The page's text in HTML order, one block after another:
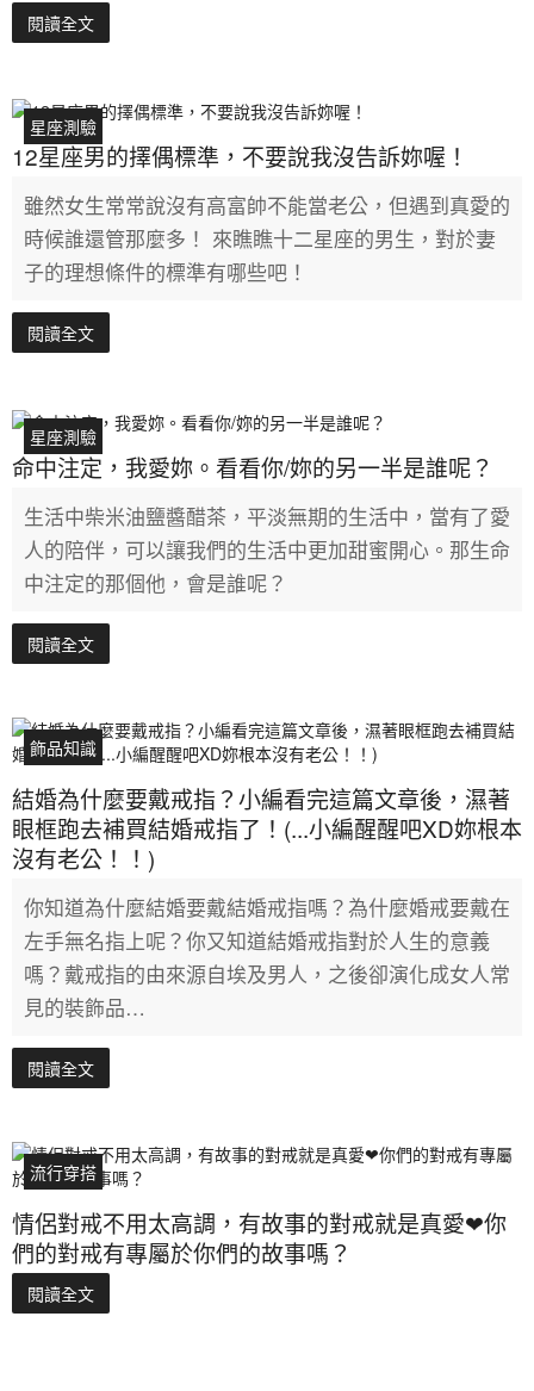
閱讀全文
星座測驗
12星座男的擇偶標準，不要說我沒告訴妳喔！
雖然女生常常說沒有高富帥不能當老公，但遇到真愛的
時候誰還管那麼多！ 來瞧瞧十二星座的男生，對於妻
子的理想條件的標準有哪些吧！
閱讀全文
星座測驗
命中注定，我愛妳。看看你/妳的另一半是誰呢？
生活中柴米油鹽醬醋茶，平淡無期的生活中，當有了愛
人的陪伴，可以讓我們的生活中更加甜蜜開心。那生命
中注定的那個他，會是誰呢？
閱讀全文
飾品知識
結婚為什麼要戴戒指？小編看完這篇文章後，濕著
眼框跑去補買結婚戒指了！(...小編醒醒吧XD妳根本
沒有老公！！)
你知道為什麼結婚要戴結婚戒指嗎？為什麼婚戒要戴在
左手無名指上呢？你又知道結婚戒指對於人生的意義
嗎？戴戒指的由來源自埃及男人，之後卻演化成女人常
見的裝飾品…
閱讀全文
流行穿搭
情侶對戒不用太高調，有故事的對戒就是真愛❤你
們的對戒有專屬於你們的故事嗎？
閱讀全文